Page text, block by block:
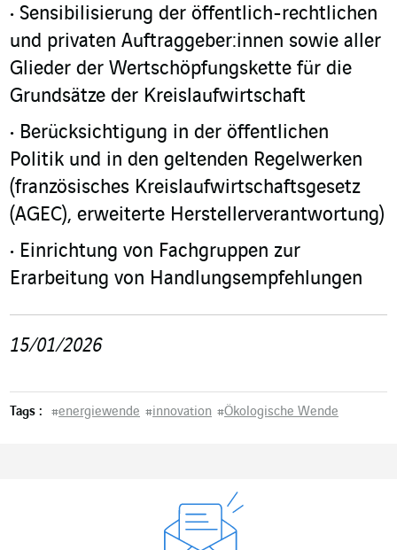
Sensibilisierung der öffentlich-rechtlichen
und privaten Auftraggeber:innen sowie aller
Glieder der Wertschöpfungskette für die
Grundsätze der Kreislaufwirtschaft
Berücksichtigung in der öffentlichen
Politik und in den geltenden Regelwerken
(französisches Kreislaufwirtschaftsgesetz
(AGEC), erweiterte Herstellerverantwortung)
Einrichtung von Fachgruppen zur
Erarbeitung von Handlungsempfehlungen
15/01/2026
Tags : #energiewende #innovation #Ökologische Wende